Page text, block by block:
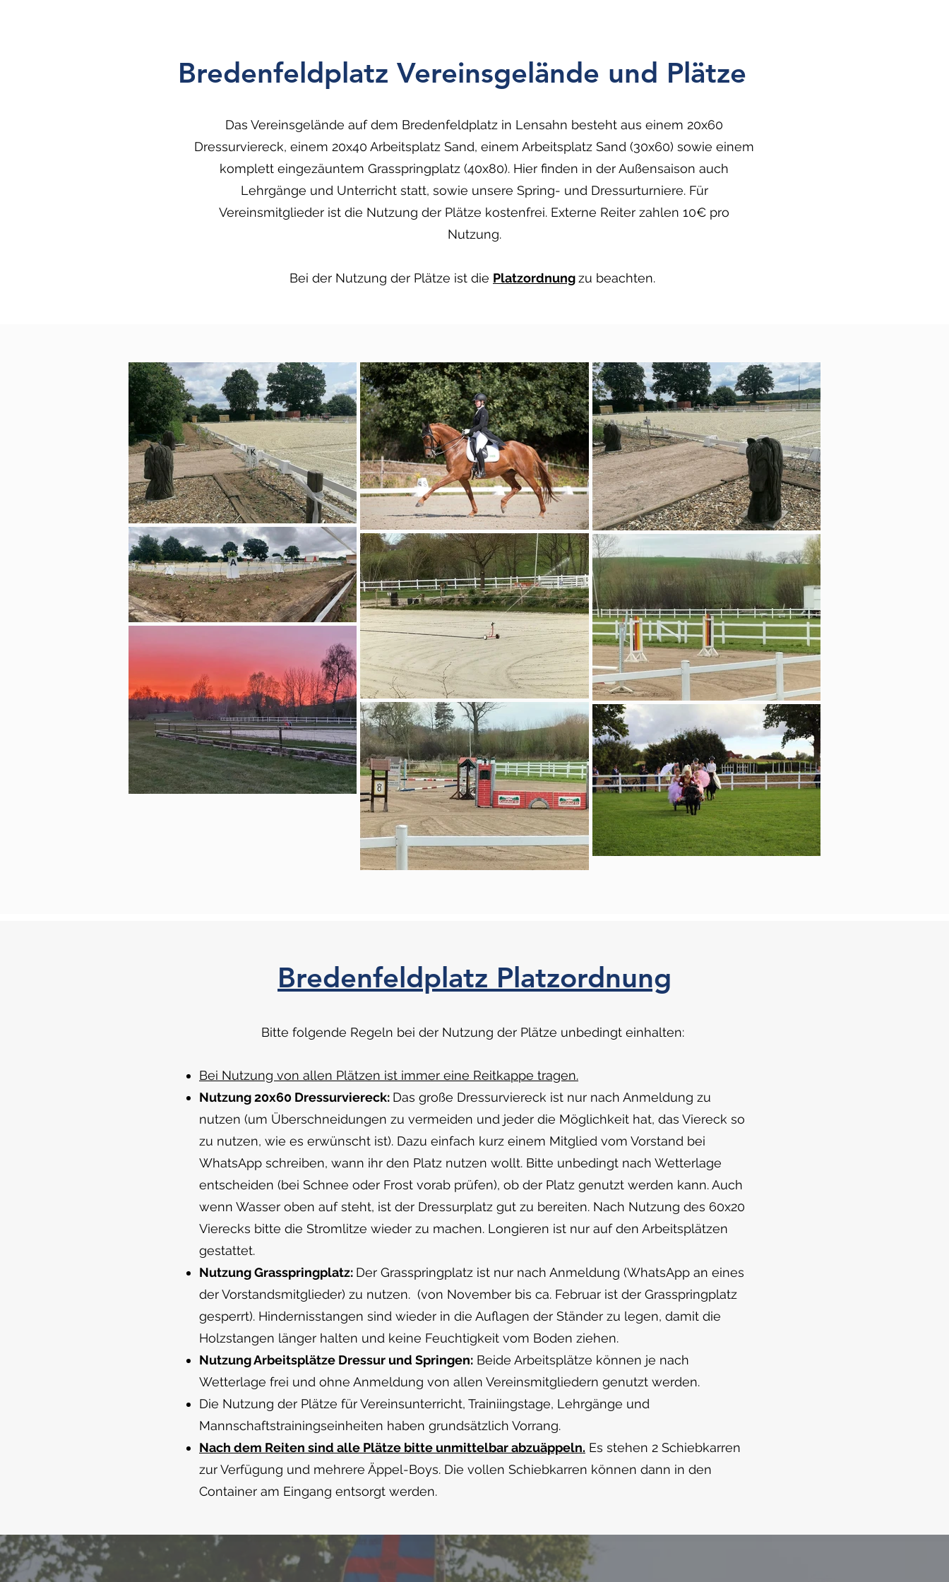
Bredenfeldplatz Vereinsgelände und Plätze
Das Vereinsgelände auf dem Bredenfeldplatz in Lensahn besteht aus einem 20x60
Dressurviereck, einem 20x40 Arbeitsplatz Sand, einem Arbeitsplatz Sand (30x60) sowie einem
komplett eingezäuntem Grasspringplatz (40x80). Hier finden in der Außensaison auch
Lehrgänge und Unterricht statt, sowie unsere Spring- und Dressurturniere. Für
Vereinsmitglieder ist die Nutzung der Plätze kostenfrei. Externe Reiter zahlen 10€ pro
Nutzung.
Bei der Nutzung der Plätze ist die Platzordnungzu beachten.
Bredenfeldplatz Platzordnung
Bitte folgende Regeln bei der Nutzung der Plätze unbedingt einhalten:
Bei Nutzung von allen Plätzen ist immer eine Reitkappe tragen.
Nutzung 20x60 Dressurviereck: Das große Dressurviereck ist nur nach Anmeldung zu
nutzen (um Überschneidungen zu vermeiden und jeder die Möglichkeit hat, das Viereck so
zu nutzen, wie es erwünscht ist). Dazu einfach kurz einem Mitglied vom Vorstand bei
WhatsApp schreiben, wann ihr den Platz nutzen wollt. Bitte unbedingt nach Wetterlage
entscheiden (bei Schnee oder Frost vorab prüfen), ob der Platz genutzt werden kann. Auch
wenn Wasser oben auf steht, ist der Dressurplatz gut zu bereiten. Nach Nutzung des 60x20
Vierecks bitte die Stromlitze wieder zu machen. Longieren ist nur auf den Arbeitsplätzen
gestattet.
Nutzung Grasspringplatz: Der Grasspringplatz ist nur nach Anmeldung (WhatsApp an eines
der Vorstandsmitglieder) zu nutzen. (von November bis ca. Februar ist der Grasspringplatz
gesperrt). Hindernisstangen sind wieder in die Auflagen der Ständer zu legen, damit die
Holzstangen länger halten und keine Feuchtigkeit vom Boden ziehen.
Nutzung Arbeitsplätze Dressur und Springen: Beide Arbeitsplätze können je nach
Wetterlage frei und ohne Anmeldung von allen Vereinsmitgliedern genutzt werden.
Die Nutzung der Plätze für Vereinsunterricht, Trainiingstage, Lehrgänge und
Mannschaftstrainingseinheiten haben grundsätzlich Vorrang.
Nach dem Reiten sind alle Plätze bitte unmittelbar abzuäppeln. Es stehen 2 Schiebkarren
zur Verfügung und mehrere Äppel-Boys. Die vollen Schiebkarren können dann in den
Container am Eingang entsorgt werden.